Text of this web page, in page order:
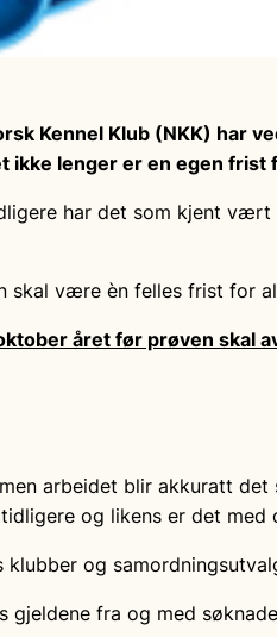
Kennel Klub (NKK) har
ikke lenger er en egen frist
har det som kjent vært
skal være èn felles frist for
året før prøven skal
arbeidet blir akkuratt
og likens er det
og
gjeldene fra og med